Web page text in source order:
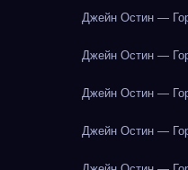
Джейн Остин —
Джейн Остин —
Джейн Остин —
Джейн Остин —